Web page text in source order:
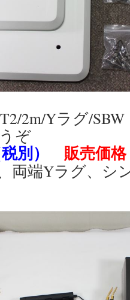
2m/Yラグ/
ぞ
別） 販売価
両端Yラグ、シ